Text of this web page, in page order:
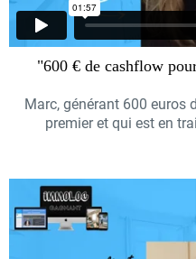
"600 € de cashflow
Marc, générant 600 euros
premier et qui est en